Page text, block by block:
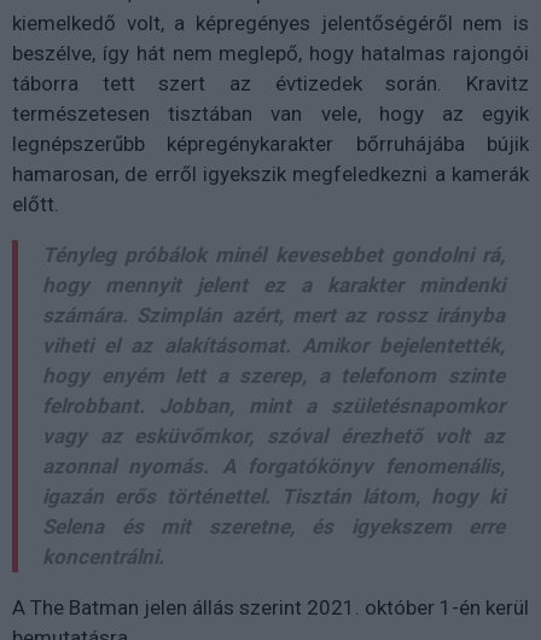
kiemelkedő volt, a képregényes jelentőségéről nem is
beszélve, így hát nem meglepő, hogy hatalmas rajongói
táborra tett szert az évtizedek során. Kravitz
természetesen tisztában van vele, hogy az egyik
legnépszerűbb képregénykarakter bőrruhájába bújik
hamarosan, de erről igyekszik megfeledkezni a kamerák
előtt.
Tényleg próbálok minél kevesebbet gondolni rá,
hogy mennyit jelent ez a karakter mindenki
számára. Szimplán azért, mert az rossz irányba
viheti el az alakításomat. Amikor bejelentették,
hogy enyém lett a szerep, a telefonom szinte
felrobbant. Jobban, mint a születésnapomkor
vagy az esküvőmkor, szóval érezhető volt az
azonnal nyomás. A forgatókönyv fenomenális,
igazán erős történettel. Tisztán látom, hogy ki
Selena és mit szeretne, és igyekszem erre
koncentrálni.
A The Batman jelen állás szerint 2021. október 1-én kerül